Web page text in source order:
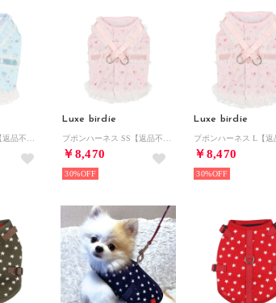
Luxe birdie
￥8,470
30%
Luxe birdie
￥8,470
30%